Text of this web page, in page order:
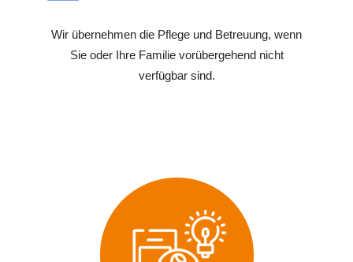
Wir übernehmen die Pflege und Betreuung, wenn
Sie oder Ihre Familie vorübergehend nicht
verfügbar sind.